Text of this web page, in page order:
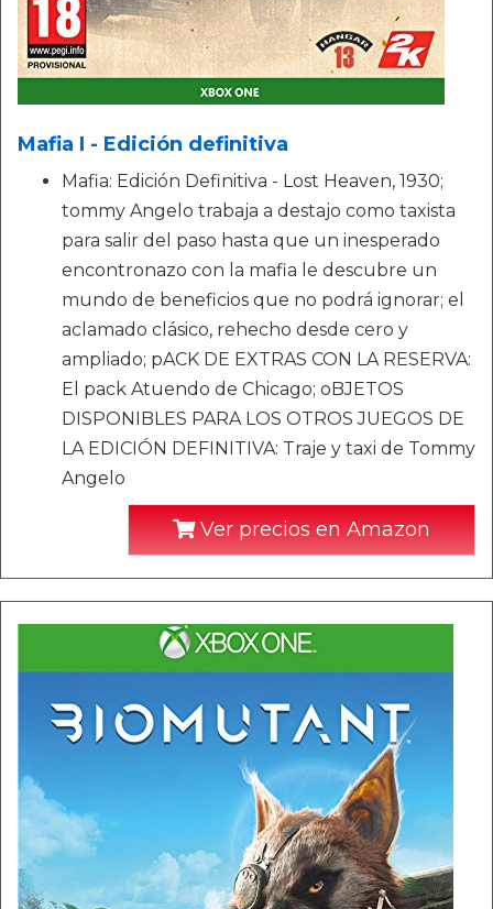
Mafia I - Edición definitiva
Mafia: Edición Definitiva - Lost Heaven, 1930;
tommy Angelo trabaja a destajo como taxista
para salir del paso hasta que un inesperado
encontronazo con la mafia le descubre un
mundo de beneficios que no podrá ignorar; el
aclamado clásico, rehecho desde cero y
ampliado; pACK DE EXTRAS CON LA RESERVA:
El pack Atuendo de Chicago; oBJETOS
DISPONIBLES PARA LOS OTROS JUEGOS DE
LA EDICIÓN DEFINITIVA: Traje y taxi de Tommy
Angelo
Ver precios en Amazon